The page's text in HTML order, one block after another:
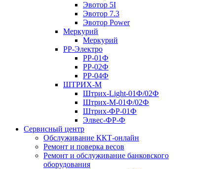
Эвотор 5I
Эвотор 7.3
Эвотор Power
Меркурий
Меркурий
РР-Электро
РР-01Ф
РР-02Ф
РР-04Ф
ШТРИХ-М
Штрих-Light-01Ф/02Ф
Штрих-М-01Ф/02Ф
Штрих-ФР-01Ф
Элвес-ФР-Ф
Сервисный центр
Обслуживание ККТ-онлайн
Ремонт и поверка весов
Ремонт и обслуживание банковского
оборудования